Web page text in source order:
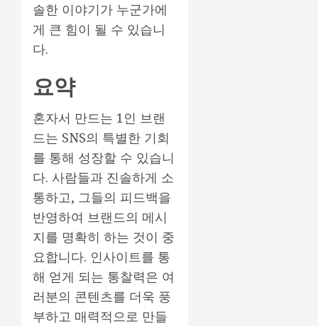
솔한 이야기가 누군가에
게 큰 힘이 될 수 있습니
다.
요약
혼자서 만드는 1인 브랜
드는 SNS의 특별한 기회
를 통해 성장할 수 있습니
다. 사람들과 진솔하게 소
통하고, 그들의 피드백을
반영하여 브랜드의 메시
지를 명확히 하는 것이 중
요합니다. 인사이트를 통
해 얻게 되는 통찰력은 여
러분의 콘텐츠를 더욱 풍
부하고 매력적으로 만들